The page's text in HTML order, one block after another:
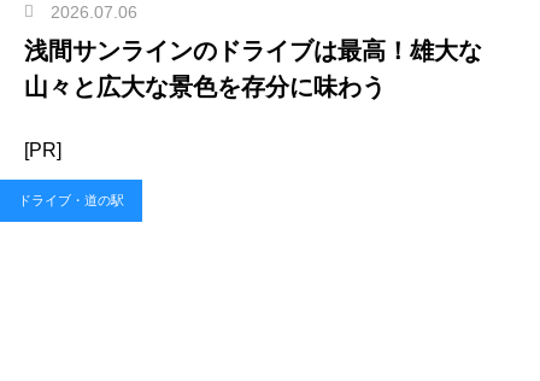
2026.07.06
浅間サンラインのドライブは最高！雄大な
山々と広大な景色を存分に味わう
[PR]
ドライブ・道の駅